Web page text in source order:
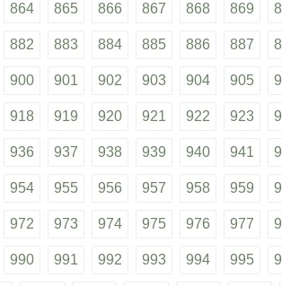
864 865 866 867 868 869
882 883 884 885 886 887
900 901 902 903 904 905
918 919 920 921 922 923
936 937 938 939 940 941
954 955 956 957 958 959
972 973 974 975 976 977
990 991 992 993 994 995